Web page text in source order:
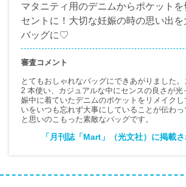
マタニティ用のデニムからポケットを
セントに！大切な妊娠の時の思い出
バッグに♡
審査コメント
とてもおしゃれなバッグにできあがりました
2 本使い、カジュアルな中にセンスの良さが光
娠中に着ていたデニムのポケットをリメイク
いをいつも忘れず大事にしていることが伝わ
と思いのこもった素敵なバッグです。
「月刊誌「Mart」（光文社）に掲載さ